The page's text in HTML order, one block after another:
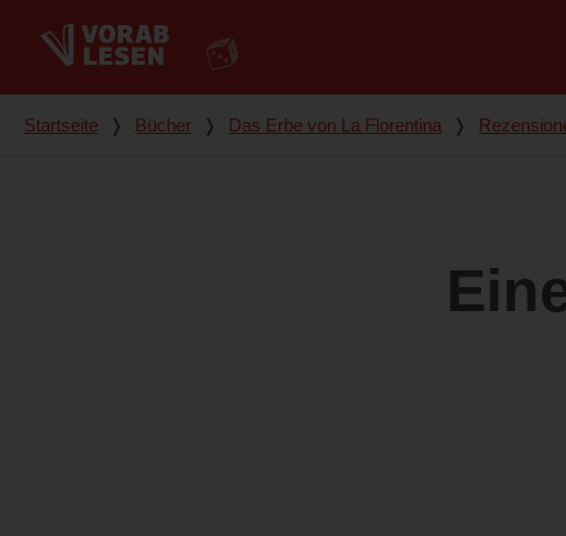
Du bist hier
Startseite ❭ Bücher ❭ Das Erbe von La Florentina ❭